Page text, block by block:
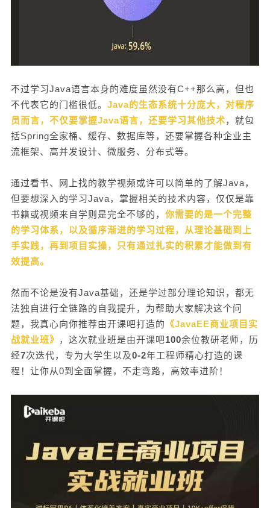
不过学习Java语言本身的难度虽然没有C++那么高，但也
不代表它的门槛很低。 Java的生态系统十分庞大，对程序
员而言，不仅要掌握Java语言，还要学习其他技术，就包
括Spring全家桶、缓存、数据库等，还要掌握各种企业主
流框架、高并发设计、微服务、分布式等。
通过看书、网上找的教学视频或许可以简单的了解Java，
但要想深入的学习Java，掌握相关的技术内容，仅仅是靠
书籍或视频来自学则是完全不够的， 你需要的是一个完整
的学习体系，以及循序渐进的学习过程，从理论基础到上
手实践，再到项目实操，只有通过扎实的积累才能做到有
效提高。
然而不论是没有Java基础，还是学过部分理论知识，都无
法独自进行全链路的自我提升，为帮助大家解决这个问
题，我真心向你推荐由开课吧打造的 《JavaEE商业项目实
战就业班》 ，这次就业班是由开课吧100余位教研老师，历
经7次迭代，专为大学生以及0-2年工程师精心打造的课
程！让你从0到全面掌握，不走弯路，高效率进阶！
个阶段： 分别是：【夯实基础】、【前沿框架+独
立项目】、【组件、生态+团队协同】 不同阶段对
应着相匹配的岗位等级，通过这3个阶段，让学员循
序渐进地进行知识与技术的积累，从简到繁掌握Jav
a必学的技能，从独立到协同，体验在大型项目中团
的学习积极性，随着你技术能力的不断提升，老师
最终将带你完成一个真实的商业项目，让你赚回学
费！ 向下滑动查看所有内容 了解详细课程内容
扫描二维码咨询 👇👇👇 ▼ 四个仿真项目带你高效
练习提升 项目1：快递智能存取系统 这个项目
发，使用云服务器部署项目最后将会在手机端进行
项目展示。 项目技术点：html、css、js、Jquer
y、bootstrap、layui、layer、ajax、mysql、tomca
t、servlet、filter、listener、jsp、公有云服务器。
项目2：三甲医院智慧医疗 项目中将病人从挂
号到入院、出院等全部环节，都实现在线上办理，
ng，SpringMVC，MyBatis，Maven，IDEA，Redi
s，JSP，JSTL，EL，HTML，CSS，Jquery，AJA
X，Mysql。 项目3：共享云盘系统 在项目
中你需要建立一个可以根据喜好进行收藏的网站，
设置未读列表的网站30天后自动删除、点赞、评
论、导入收藏夹等功能 项目技术点：springBoot，
作为一个大型项目，将以项目实战为基础，其中涵
盖职场中十分常见的各种技术难题及解决方案，带
来更真实的项目体验。 项目由业务集群系统、后
台管理系统、前台门户系统构成，打通了分布式开
发及全栈开发技能，包含前后分离全栈开发、Restf
ul接口、vue和IView、spring security oauth2、秒杀
高并发方案、分布式锁和分布式事务、网关、注册
发现、配置中心、熔断、限流、降级、性能监控、